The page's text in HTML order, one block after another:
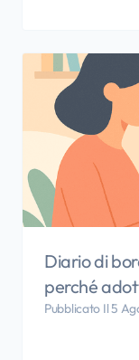
Diario di
perché
Pubblicato Il 5